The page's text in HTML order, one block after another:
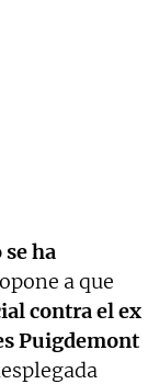
ha
a que
contra el ex
Puigdemont